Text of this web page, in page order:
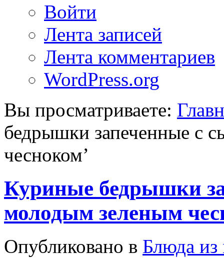
Войти
Лента записей
Лента комментариев
WordPress.org
Вы просматриваете:
бедрышки запеченные с
чесноком’
Куриные бедрышки
молодым зеленым
Опубликовано в Блюда из